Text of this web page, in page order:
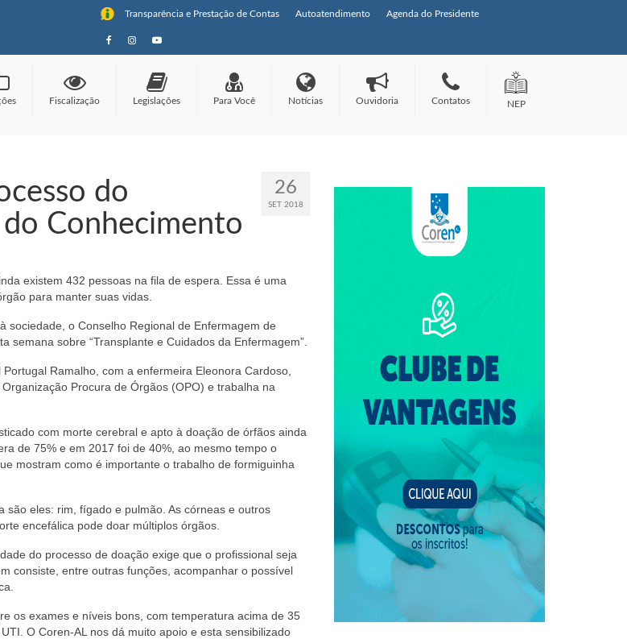
Transparência e Prestação de Contas Autoatendimento Agenda do Presidente
Fiscalização Legislações Para Você Notícias Ouvidoria Contatos NEP
26
SET 2018
do
Conhecimento
existem 432 pessoas na fila de espera. Essa é uma
para manter suas vidas.
sociedade, o Conselho Regional de Enfermagem de
sobre “Transplante e Cuidados da Enfermagem”.
Ramalho, com a enfermeira Eleonora Cardoso,
Procura de Órgãos (OPO) e trabalha na
com morte cerebral e apto à doação de órfãos ainda
de 75% e em 2017 foi de 40%, ao mesmo tempo o
mostram como é importante o trabalho de formiguinha
são eles: rim, fígado e pulmão. As córneas e outros
encefálica pode doar múltiplos órgãos.
do processo de doação exige que o profissional seja
consiste, entre outras funções, acompanhar o possível
os exames e níveis bons, com temperatura acima de 35
O Coren-AL nos dá muito apoio e esta sensibilizado